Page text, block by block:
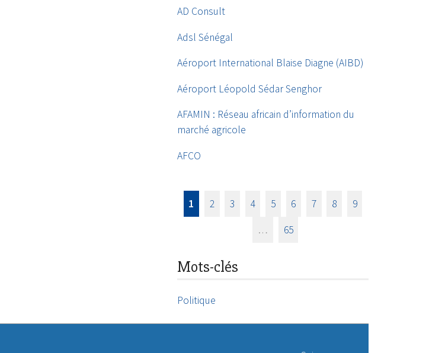
AD Consult
Adsl Sénégal
Aéroport International Blaise Diagne (AIBD)
Aéroport Léopold Sédar Senghor
AFAMIN : Réseau africain d’information du
marché agricole
AFCO
1 2 3 4 5 6 7 8
9
…
65
Mots-clés
Politique